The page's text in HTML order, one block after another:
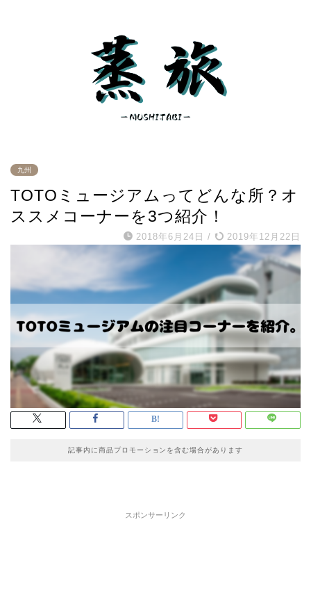
九州
TOTOミュージアムってどんな所？オ
ススメコーナーを3つ紹介！
2018年6月24日 / 2019年12月22日
記事内に商品プロモーションを含む場合があります
スポンサーリンク